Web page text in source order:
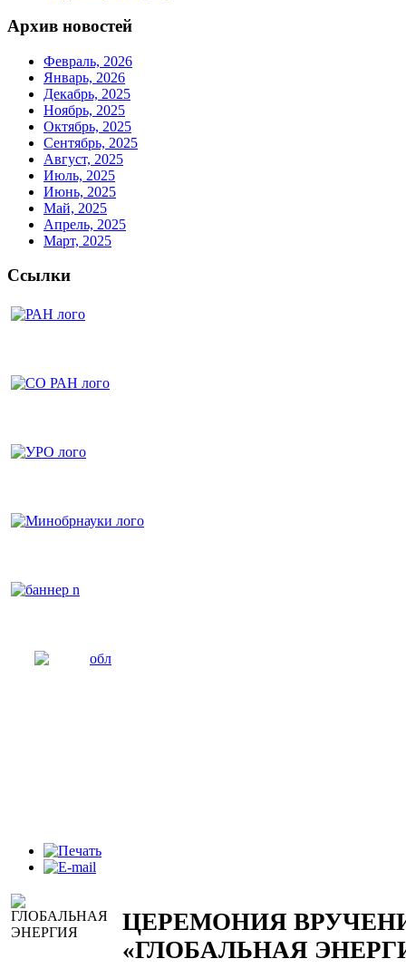
Архив новостей
Февраль, 2026
Январь, 2026
Декабрь, 2025
Ноябрь, 2025
Октябрь, 2025
Сентябрь, 2025
Август, 2025
Июль, 2025
Июнь, 2025
Май, 2025
Апрель, 2025
Март, 2025
Ссылки
ЦЕРЕМОНИЯ
«ГЛОБАЛЬНАЯ